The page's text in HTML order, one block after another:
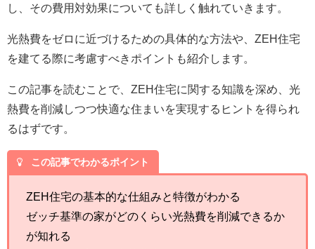
し、その費用対効果についても詳しく触れていきます。
光熱費をゼロに近づけるための具体的な方法や、ZEH住宅
を建てる際に考慮すべきポイントも紹介します。
この記事を読むことで、ZEH住宅に関する知識を深め、光
熱費を削減しつつ快適な住まいを実現するヒントを得られ
るはずです。
この記事でわかるポイント
ZEH住宅の基本的な仕組みと特徴がわかる
ゼッチ基準の家がどのくらい光熱費を削減できるか
が知れる